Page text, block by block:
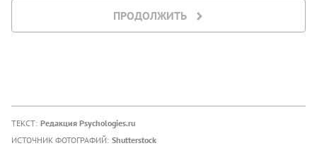
ПРОДОЛЖИТЬ
ТЕКСТ: Редакция Psychologies.ru
ИСТОЧНИК ФОТОГРАФИЙ: Shutterstock